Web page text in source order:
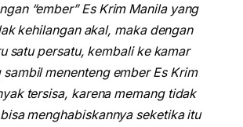
“ember” Es Krim Manila yang
kehilangan akal, maka dengan
satu persatu, kembali ke kamar
menenteng ember Es Krim
tersisa, karena memang tidak
menghabiskannya seketika itu